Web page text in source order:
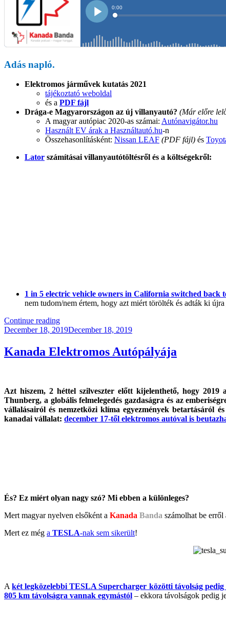
Adás napló.
Elektromos járművek kutatás 2021
tájékoztató weboldal
és a PDF fájl
Drága-e Magyarországon az új villanyautó? (Már előre
A magyar autópiac 2020-as számai: Autónavigátor.hu
Használt EV árak a Használtautó.hu-n
Összehasonlításként: Nissan LEAF (PDF fájl) és
Lator számításai villanyautótöltésről és a költségekről:
1 in 5 electric vehicle owners in California switched back
nem tudom/nem értem, hogy azt miért törölték és adták ki
Continue reading“FV003
–
Elektromos
Járművek
Drága-
e
Az
Új
Trucks
A
fizeti
Posted
December 18, 2019December 18, 2019
Kanada Elektromos Autópályája
Azt hiszem, 2 héttel szilveszter előtt kijelenthető, hogy
Thunberg, a globális felmelegedés gazdaságra és az
vállalásairól és nemzetközi klíma egyezmények betartásáról
kanadai vállalat: december 17-től elektromos autóval is
És? Ez miért olyan nagy szó? Mi ebben a különleges?
Mert magyar nyelven elsőként a Kanada Banda számolhat be
Mert ez még a TESLA-nak sem sikerült!
Akét legközelebbi TESLA Supercharger közötti távolság pedig
805 km távolságra vannak egymástól – ekkora távolságok pedig